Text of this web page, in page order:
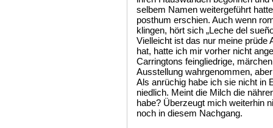
selbem Namen weitergeführt
posthum erschien. Auch wenn
klingen, hört sich „Leche del
Vielleicht ist das nur meine prüde
hat, hatte ich mir vorher nicht
Carringtons feingliedrige,
Ausstellung wahrgenommen,
Als anrüchig habe ich sie nicht in
niedlich. Meint die Milch die
habe? Überzeugt mich weiterhin
noch in diesem Nachgang.